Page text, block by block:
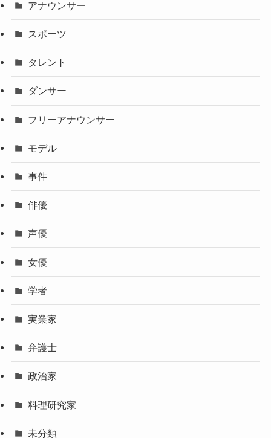
アナウンサー
スポーツ
タレント
ダンサー
フリーアナウンサー
モデル
事件
俳優
声優
女優
学者
実業家
弁護士
政治家
料理研究家
未分類